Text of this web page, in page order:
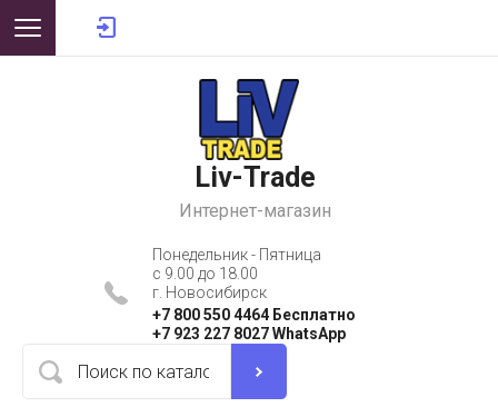
Liv-Trade
Интернет-магазин
Понедельник - Пятница
с 9.00 до 18.00
г. Новосибирск
+7 800 550 4464 Бесплатно
+7 923 227 8027 WhatsApp